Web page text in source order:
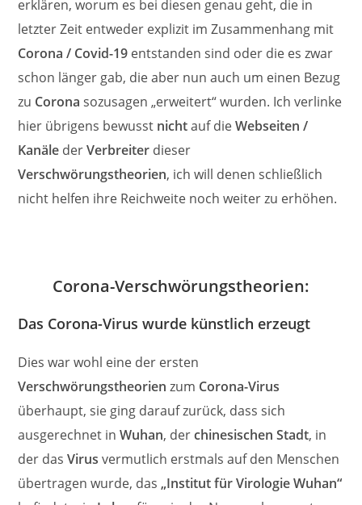
erklären, worum es bei diesen genau geht, die in
letzter Zeit entweder explizit im Zusammenhang mit
Corona / Covid-19 entstanden sind oder die es zwar
schon länger gab, die aber nun auch um einen Bezug
zu Corona sozusagen „erweitert“ wurden. Ich verlinke
hier übrigens bewusst nichtauf dieWebseiten /
Kanäle derVerbreiter dieser
Verschwörungstheorien, ich will denen schließlich
nicht helfen ihre Reichweite noch weiter zu erhöhen.
Corona-Verschwörungstheorien:
Das Corona-Virus wurde künstlich erzeugt
Dies war wohl eine der ersten
Verschwörungstheorienzum Corona-Virus
überhaupt, sie ging darauf zurück, dass sich
ausgerechnet inWuhan, derchinesischen Stadt, in
der dasVirusvermutlich erstmals auf den Menschen
übertragen wurde, das„Institut für Virologie Wuhan“